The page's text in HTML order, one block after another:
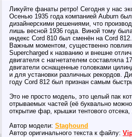
Ликуйте фанаты ретро! Сегодня у нас
Осенью 1935 года компанией Auburn
дизайнерскими решениями, что
лишь весной 1936 года. Виной тому
индекс Cord 810 был сменён на Cord
Важным моментом, существенно
Supercharged к названию и внешне
двигателя с нагнетателем составляла
двигатели оснащенные головками
и для установки различных рекордов.
году Cord 812 был признан самым
Это не просто модель, это целый пак
отрываемых частей (её буквально
открытие фар, крышки тентового
Автор модели: Staghound
Автор оригинального текста к файлу: